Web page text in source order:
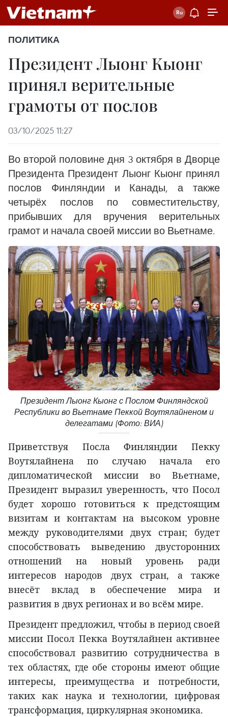
ПОЛИТИКА
Президент Лыонг Кыонг
принял верительные
грамоты от послов
03/10/2025 11:27
Во второй половине дня 3 октября в Дворце
Президента Президент Лыонг Кыонг принял
послов Финляндии и Канады, а также
четырёх послов по совместительству,
прибывших для вручения верительных
грамот и начала своей миссии во Вьетнаме.
Президент Лыонг Кыонг с Послом Финляндской
Республики во Вьетнаме Пеккой Воутялайненом и
делегатами (Фото: ВИА)
Приветствуя Посла Финляндии Пекку
Воутялайнена по случаю начала его
дипломатической миссии во Вьетнаме,
Президент выразил уверенность, что Посол
будет хорошо готовиться к предстоящим
визитам и контактам на высоком уровне
между руководителями двух стран; будет
способствовать выведению двусторонних
отношений на новый уровень ради
интересов народов двух стран, а также
внесёт вклад в обеспечение мира и
развития в двух регионах и во всём мире.
Президент предложил, чтобы в период своей
миссии Посол Пекка Воутялайнен активнее
способствовал развитию сотрудничества в
тех областях, где обе стороны имеют общие
интересы, преимущества и потребности,
таких как наука и технологии, цифровая
трансформация, циркулярная экономика.